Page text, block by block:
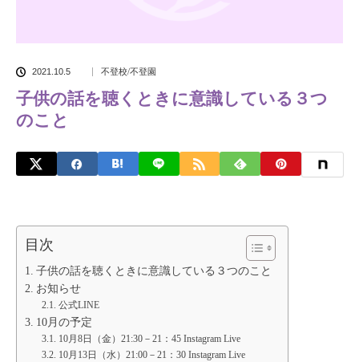
2021.10.5 不登校/不登園
子供の話を聴くときに意識している３つ
のこと
目次
子供の話を聴くときに意識している３つのこと
お知らせ
公式LINE
10月の予定
10月8日（金）21:30－21：45 Instagram Live
10月13日（水）21:00－21：30 Instagram Live